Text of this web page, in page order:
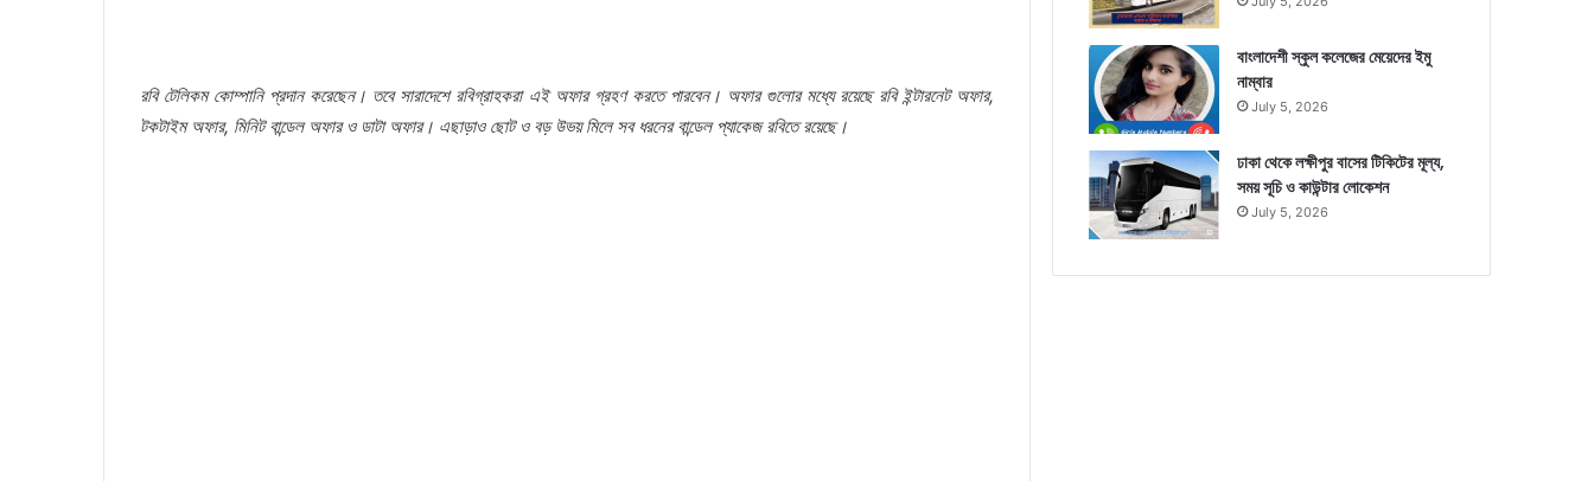
রবি টেলিকম কোম্পানি প্রদান করেছেন। তবে সারাদেশে রবিগ্রাহকরা এই অফার গ্রহণ করতে পারবেন। অফার গুলোর মধ্যে রয়েছে রবি ইন্টারনেট অফার,
টকটাইম অফার, মিনিট বান্ডেল অফার ও ডাটা অফার। এছাড়াও ছোট ও বড় উভয় মিলে সব ধরনের বান্ডেল প্যাকেজ রবিতে রয়েছে।
বাংলাদেশী স্কুল কলেজের মেয়েদের ইমু
নাম্বার
July 5, 2026
ঢাকা থেকে লক্ষীপুর বাসের টিকিটের মূল্য,
সময় সূচি ও কাউন্টার লোকেশন
July 5, 2026